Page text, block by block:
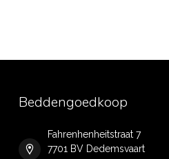
Beddengoedkoop
Fahrenhenheitstraat 7
7701 BV Dedemsvaart